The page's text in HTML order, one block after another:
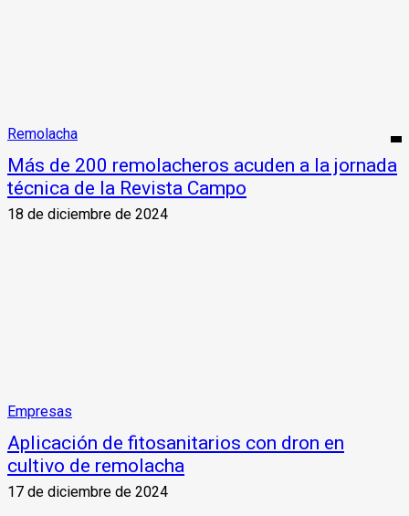
Remolacha
Más de 200 remolacheros acuden a la jornada
técnica de la Revista Campo
18 de diciembre de 2024
Empresas
Aplicación de fitosanitarios con dron en
cultivo de remolacha
17 de diciembre de 2024